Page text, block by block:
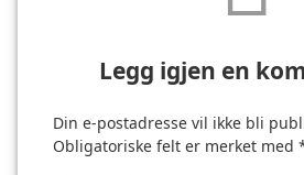
Legg igjen en
Din e-postadresse vil ikke bli
Obligatoriske felt er merket med